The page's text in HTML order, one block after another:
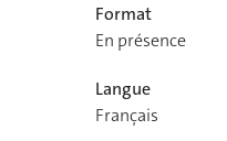
Format
En présence
Langue
Français